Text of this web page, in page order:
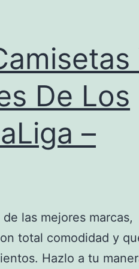
De Los
–
las mejores marcas,
total comodidad y
Hazlo a tu